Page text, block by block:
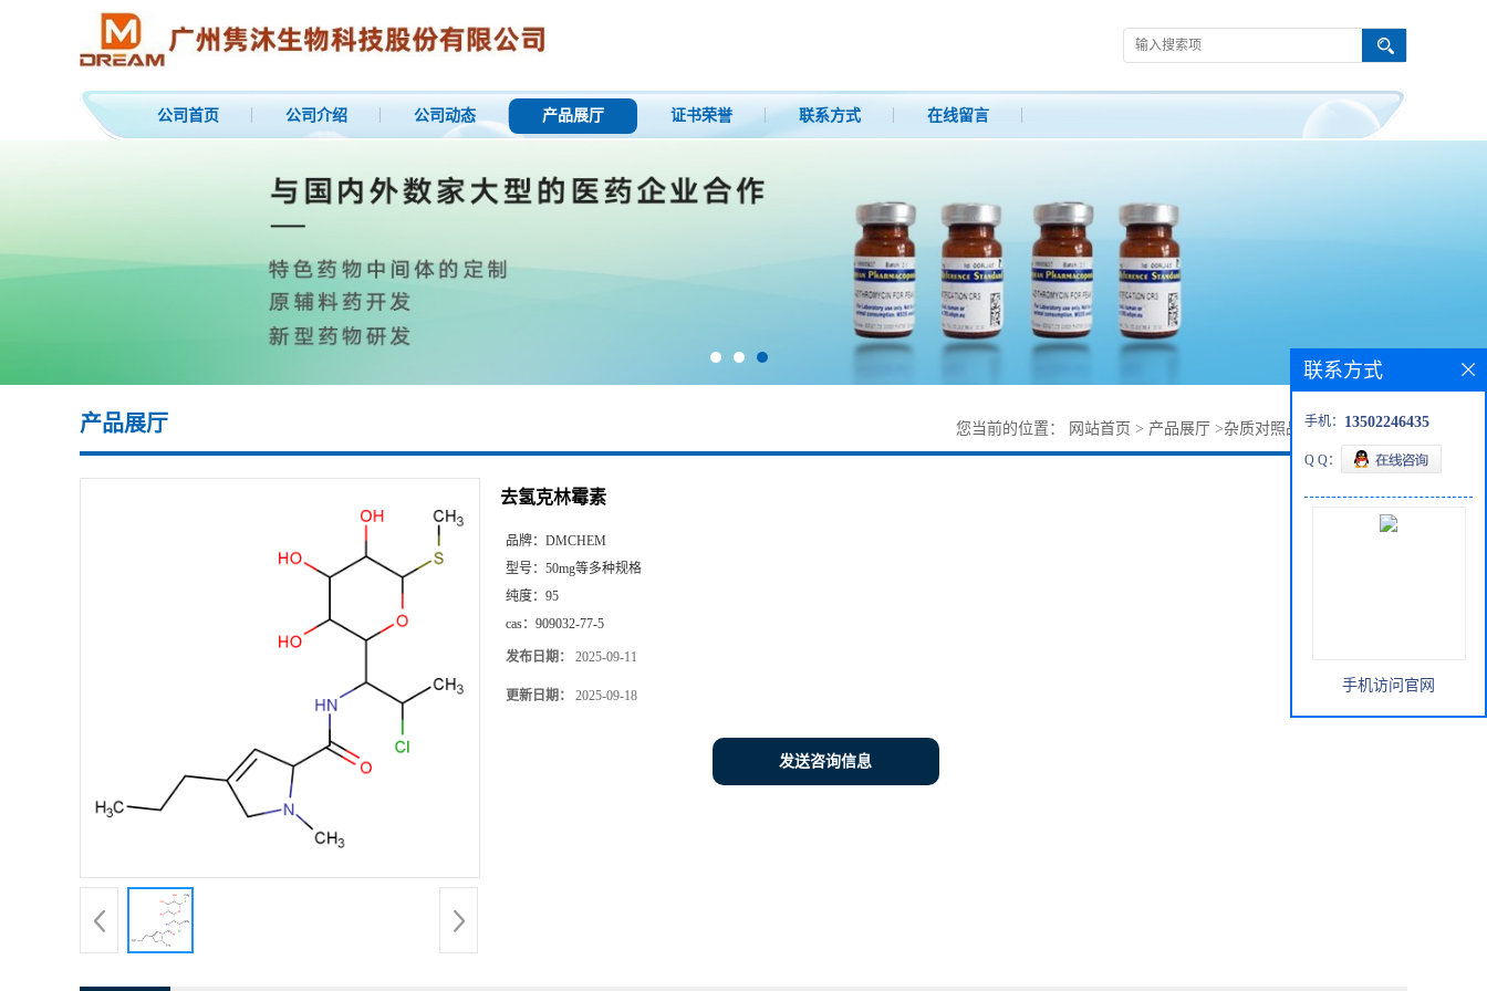
公司首页 公司介绍 公司动态 产品展厅 证书荣誉 联系方式 在线留言
产品展厅 您当前的位置： 网站首页 > 产品展厅 >杂质对照品 > 去氢克林霉素
去氢克林霉素
品牌： DMCHEM
型号： 50mg等多种规格
纯度： 95
cas： 909032-77-5
发布日期： 2025-09-11
更新日期： 2025-09-18
发送咨询信息
联系方式
手机： 13502246435
Q Q：
手机访问官网